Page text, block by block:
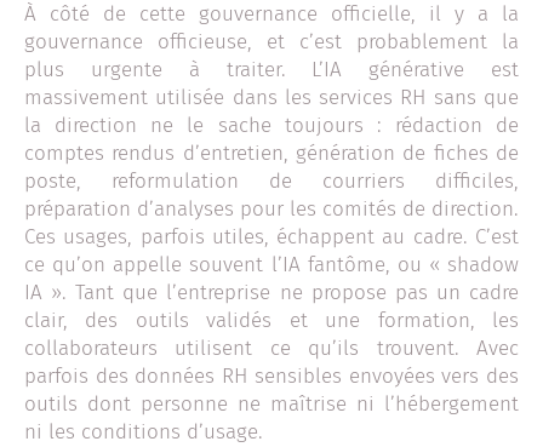
À côté de cette gouvernance officielle, il y a la
gouvernance officieuse, et c’est probablement la
plus urgente à traiter. L’IA générative est
massivement utilisée dans les services RH sans que
la direction ne le sache toujours : rédaction de
comptes rendus d’entretien, génération de fiches de
poste, reformulation de courriers difficiles,
préparation d’analyses pour les comités de direction.
Ces usages, parfois utiles, échappent au cadre. C’est
ce qu’on appelle souvent l’IA fantôme, ou « shadow
IA ». Tant que l’entreprise ne propose pas un cadre
clair, des outils validés et une formation, les
collaborateurs utilisent ce qu’ils trouvent. Avec
parfois des données RH sensibles envoyées vers des
outils dont personne ne maîtrise ni l’hébergement
ni les conditions d’usage.